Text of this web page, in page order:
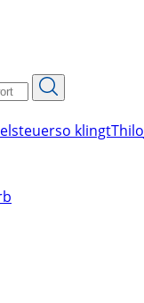
steuerso klingtThilo